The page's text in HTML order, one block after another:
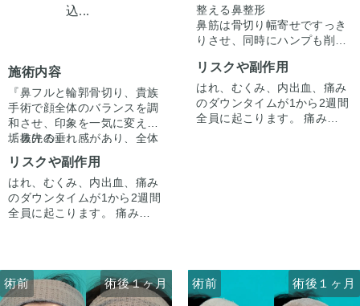
込...
施術内容
『鼻フルと輪郭骨切り、貴族
手術で顔全体のバランスを調
和させ、印象を一気に変えて
垢抜ける』
『鼻先の垂れ感があり、全体
的に鼻が低い。中顔面の立体
感がなく口元が出ている印象
なのがコンプレックス。面長
感も解消させてバランスのい
い顔になりたい。』
口元の出ている印象は鼻先が
下向きに向いてることと鼻の
低さ、中顔面のボリュームロ
高さを出しました。
鼻筋にプロテーゼを挿入し、
施術はオープン法で行ってい
ます。鼻柱に傷がつき、赤み
リスクや副作用
はれ、むくみ、内出血、痛み
のダウンタイムが1から2週間
全員に起こります。 痛みは3
す。 内出血は平均2週間くら
いで目立たなくなります。顎
整える鼻整形
鼻筋は骨切り幅寄せですっき
りさせ、同時にハンプも削り
くしています。
ハンプ切除は最小限に鼻中隔
延長で鼻先の高さを出すこと
で横からのラインも整えてい
リスクや副作用
はれ、むくみ、内出血、痛み
のダウンタイムが1から2週間
全員に起こります。 痛みは3
た人全員がこの写真の様な変
化をするわけではありません
のでご注意下さい。 カウンセ
術前 術後１ヶ月 術前 術後１ヶ月
術前 術後１ヶ月 術前 術後１ヶ月